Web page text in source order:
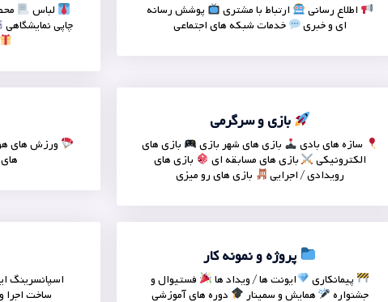
اطلاع رسانی ارتباط با مشتری
پوشش رسانه
ای و خبری
خدمات شبکه های اجتماعی
لباس
چاپی نمایشگاهی
بازی و سرگرمی
سازه های بادی بازی های شهر بازی
بازی های
الکترونیکی
بازی های مسابقه ای
بازی های
رویدادی / اجرایی
بازی های رو میزی
ورزش های
پروژه و نمونه کار
پیمانکاری ایونت ها / ویداد ها
فستیوال و
جشنواره
همایش و سمینار دوره های آموزشی
اسپانسرینگ
ساخت اجرا